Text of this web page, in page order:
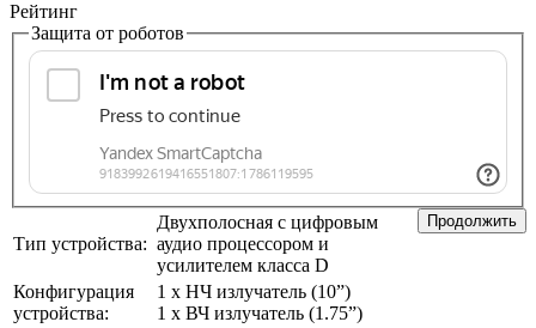
Рейтинг
Защита от роботов
Продолжить
Тип устройства:
Двухполосная с цифровым
аудио процессором и
усилителем класса D
Конфигурация
устройства:
1 х НЧ излучатель (10”)
1 х ВЧ излучатель (1.75”)